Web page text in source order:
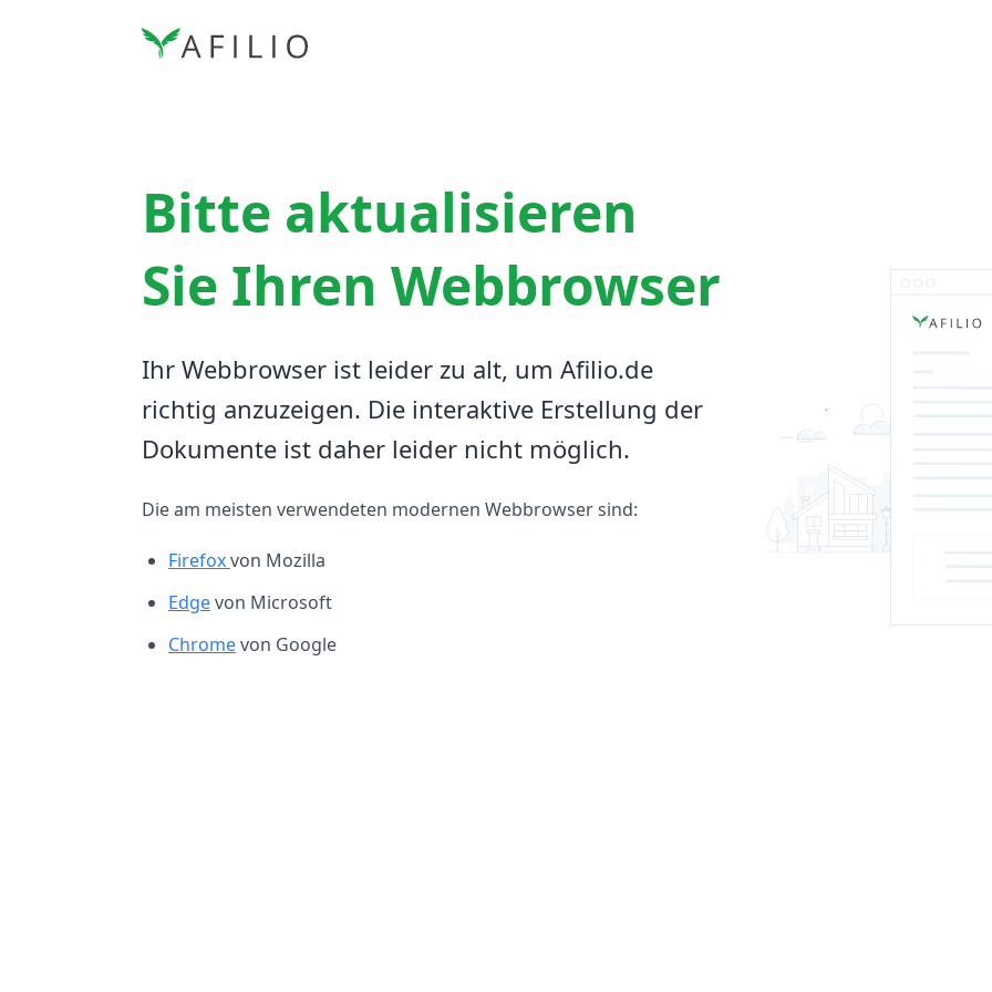
Bitte aktualisieren
Sie Ihren Webbrowser
Ihr Webbrowser ist leider zu alt, um Afilio.de
richtig anzuzeigen. Die interaktive Erstellung der
Dokumente ist daher leider nicht möglich.
Die am meisten verwendeten modernen Webbrowser sind:
Firefoxvon Mozilla
Edgevon Microsoft
Chromevon Google